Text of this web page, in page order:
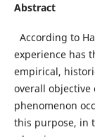
Abstract
According to
experience has
empirical,
overall objective
phenomenon
this purpose, in